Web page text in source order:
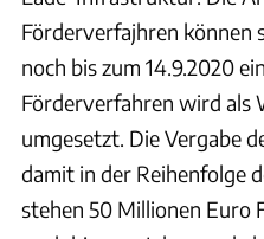
Förderverfajhren können
noch bis zum 14.9.2020
Förderverfahren wird als
umgesetzt. Die Vergabe
damit in der Reihenfolge
stehen 50 Millionen Euro